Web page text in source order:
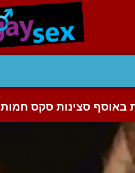
באוסף סצינות סקס חמות